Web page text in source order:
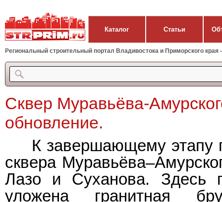
Каталог Статьи
Региональный строительный портал Владивостока и Приморского края
Сквер Муравьёва-
обновление.
К завершающему этапу
сквера
Лазо и Суханова. Здесь
уложена гранитная